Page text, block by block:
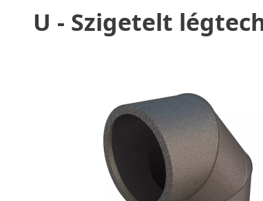
U - Szigetelt